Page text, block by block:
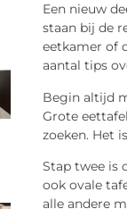
Een nieuw
staan bij de
eetkamer of
aantal tips
Begin altijd
Grote
zoeken. Het
Stap twee is
ook ovale
alle andere